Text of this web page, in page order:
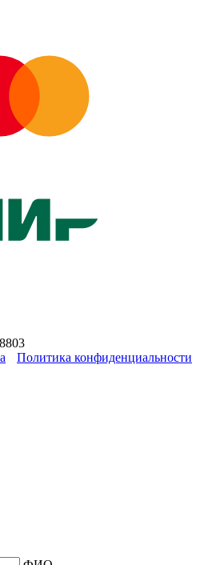
Политика конфиденциальности